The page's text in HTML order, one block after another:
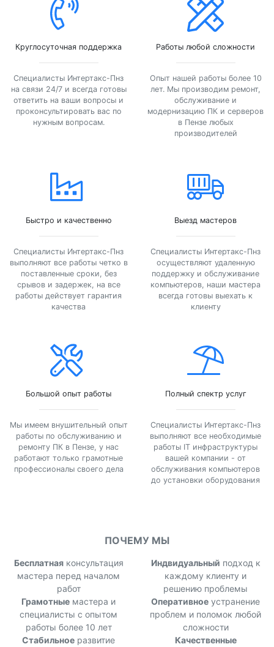
Круглосуточная поддержка
Специалисты Интертакс-Пнз
на связи 24/7 и всегда готовы
ответить на ваши вопросы и
проконсультировать вас по
нужным вопросам.
Работы любой сложности
Опыт нашей работы более 10
лет. Мы производим ремонт,
обслуживание и
модернизацию ПК и серверов
в Пензе любых
производителей
Быстро и качественно
Специалисты Интертакс-Пнз
выполняют все работы четко в
поставленные сроки, без
срывов и задержек, на все
работы действует гарантия
качества
Выезд мастеров
Специалисты Интертакс-Пнз
осуществляют удаленную
поддержку и обслуживание
компьютеров, наши мастера
всегда готовы выехать к
клиенту
Большой опыт работы
Мы имеем внушительный опыт
работы по обслуживанию и
ремонту ПК в Пензе, у нас
работают только грамотные
профессионалы своего дела
Полный спектр услуг
Специалисты Интертакс-Пнз
выполняют все необходимые
работы IT инфраструктуры
вашей компании - от
обслуживания компьютеров
до установки оборудования
ПОЧЕМУ МЫ
Бесплатнаяконсультация
мастера перед началом
работ
Индвидуальный подход к
каждому клиенту и
решению проблемы
Грамотные мастера и
специалисты с опытом
работы более 10 лет
Оперативное устранение
проблем и поломок любой
сложности
Стабильное развитие
Качественные